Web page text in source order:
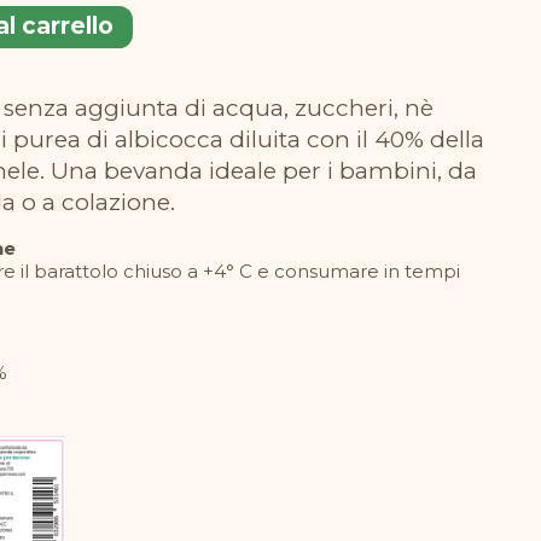
carrello
purea di albicocca diluita con il 40% della
Una bevanda ideale per i bambini, da
o a colazione.
il barattolo chiuso a +4° C e consumare in tempi